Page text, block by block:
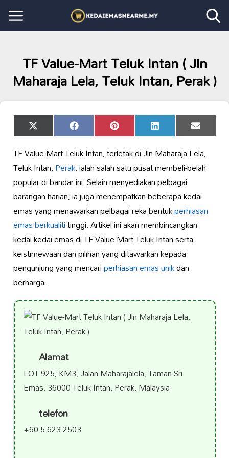
TF Value-Mart Teluk Intan ( Jln
Maharaja Lela, Teluk Intan, Perak )
Share
on
X
(Twitter)
Share
on
Facebook Share
on
Pinterest Share
on
LinkedIn Share
on
Email
TF Value-Mart Teluk Intan, terletak di Jln Maharaja Lela,
Teluk Intan,Perak, ialah salah satu pusat membeli-belah
popular di bandar ini. Selain menyediakan pelbagai
barangan harian, ia juga menempatkan beberapa kedai
emas yang menawarkan pelbagai reka bentukperhiasan
emas berkualititinggi. Artikel ini akan membincangkan
kedai-kedai emas di TF Value-Mart Teluk Intan serta
keistimewaan dan pilihan yang ditawarkan kepada
pengunjung yang mencariperhiasan emasunikdan
berharga.
Alamat
LOT 925, KM3, Jalan Maharajalela, Taman Sri
Emas, 36000 Teluk Intan, Perak, Malaysia
telefon
+60 5-623 2503